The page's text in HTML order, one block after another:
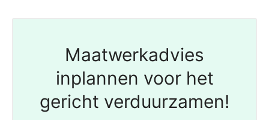
Maatwerkadvies
inplannen voor het
gericht verduurzamen!